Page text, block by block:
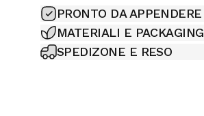
PRONTO DA APPENDERE
MATERIALI E PACKAGING
SPEDIZONE E RESO